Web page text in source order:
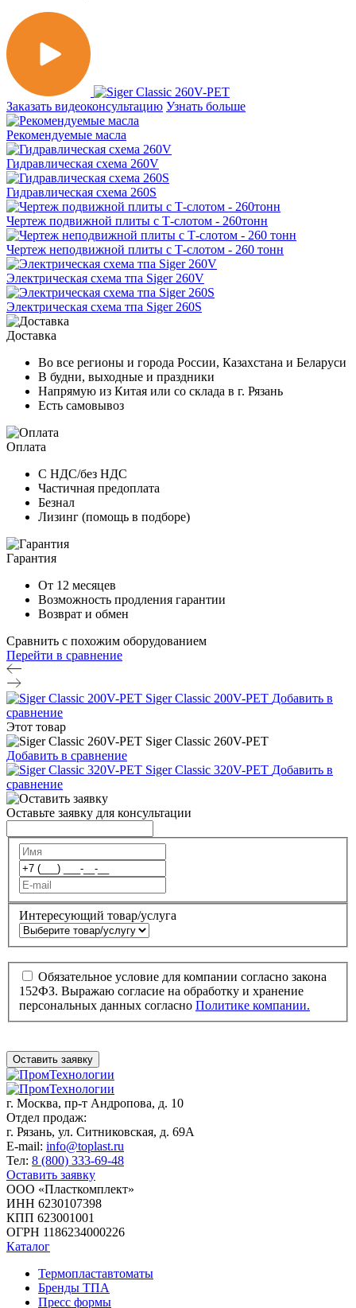
Заказать видеоконсультацию Узнать больше
Рекомендуемые масла
Гидравлическая схема 260V
Гидравлическая схема 260S
Чертеж подвижной плиты с Т-слотом - 260тонн
Чертеж неподвижной плиты с Т-слотом - 260 тонн
Электрическая схема тпа Siger 260V
Электрическая схема тпа Siger 260S
Доставка
Во все регионы и города России, Казахстана и Беларуси
В будни, выходные и праздники
Напрямую из Китая или со склада в г. Рязань
Есть самовывоз
Оплата
С НДС/без НДС
Частичная предоплата
Безнал
Лизинг (помощь в подборе)
Гарантия
От 12 месяцев
Возможность продления гарантии
Возврат и обмен
Сравнить с похожим оборудованием
Перейти в сравнение
Siger Classic 200V-PET Добавить в
сравнение
Этот товар
Siger Classic 260V-PET
Добавить в сравнение
Siger Classic 320V-PET Добавить в
сравнение
Оставьте заявку для консультации
Интересующий товар/услуга
Обязательное условие для компании согласно закона
152ФЗ. Выражаю согласие на обработку и хранение
персональных данных согласно Политике компании.
Оставить заявку
г. Москва, пр-т Андропова, д. 10
Отдел продаж:
г. Рязань, ул. Ситниковская, д. 69А
E-mail: info@toplast.ru
Тел: 8 (800) 333-69-48
Оставить заявку
ООО «Пласткомплект»
ИНН 6230107398
КПП 623001001
ОГРН 1186234000226
Каталог
Термопластавтоматы
Бренды ТПА
Пресс формы